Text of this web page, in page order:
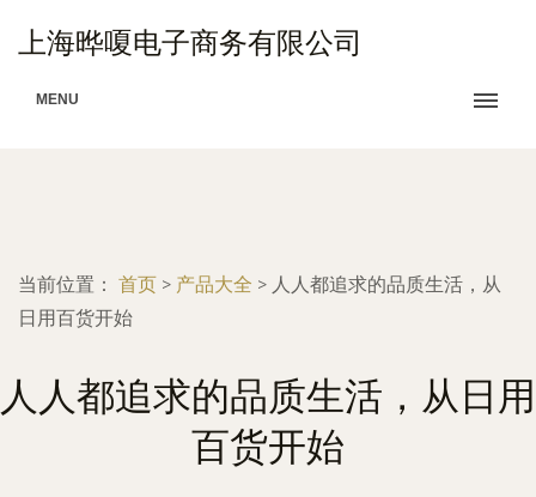
上海晔嗄电子商务有限公司
MENU
当前位置： 首页 > 产品大全 > 人人都追求的品质生活，从
日用百货开始
人人都追求的品质生活，从日用
百货开始